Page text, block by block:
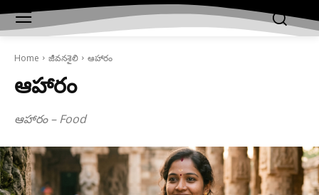
Home జీవనశైలి ఆహారం
ఆహారం
ఆహారం – Food